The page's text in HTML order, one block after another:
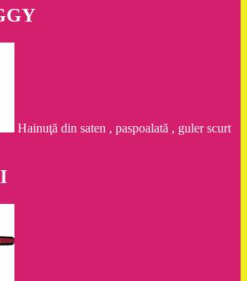
Hainuţă din saten , paspoalată , guler scurt